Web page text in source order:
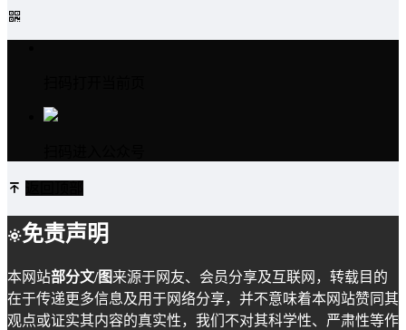
免责声明
本网站部分文/图来源于网友、会员分享及互联网，转载目的
在于传递更多信息及用于网络分享，并不意味着本网站赞同其
观点或证实其内容的真实性，我们不对其科学性、严肃性等作